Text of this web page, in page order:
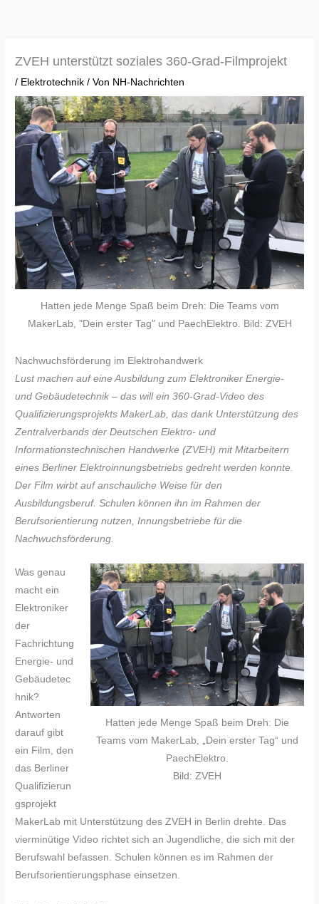
ZVEH unterstützt soziales 360-Grad-Filmprojekt
/ Elektrotechnik / Von NH-Nachrichten
Hatten jede Menge Spaß beim Dreh: Die Teams vom
MakerLab, "Dein erster Tag" und PaechElektro. Bild: ZVEH
Nachwuchsförderung im Elektrohandwerk
Lust machen auf eine Ausbildung zum Elektroniker Energie-
und Gebäudetechnik – das will ein 360-Grad-Video des
Qualifizierungsprojekts MakerLab, das dank Unterstützung des
Zentralverbands der Deutschen Elektro- und
Informationstechnischen Handwerke (ZVEH) mit Mitarbeitern
eines Berliner Elektroinnungsbetriebs gedreht werden konnte.
Der Film wirbt auf anschauliche Weise für den
Ausbildungsberuf. Schulen können ihn im Rahmen der
Berufsorientierung nutzen, Innungsbetriebe für die
Nachwuchsförderung.
Hatten jede Menge Spaß beim Dreh: Die
Teams vom MakerLab, „Dein erster Tag“ und
PaechElektro.
Bild: ZVEH
Was genau
macht ein
Elektroniker
der
Fachrichtung
Energie- und
Gebäudetec
hnik?
Antworten
darauf gibt
ein Film, den
das Berliner
Qualifizierun
gsprojekt
MakerLab mit Unterstützung des ZVEH in Berlin drehte. Das
vierminütige Video richtet sich an Jugendliche, die sich mit der
Berufswahl befassen. Schulen können es im Rahmen der
Berufsorientierungsphase einsetzen.